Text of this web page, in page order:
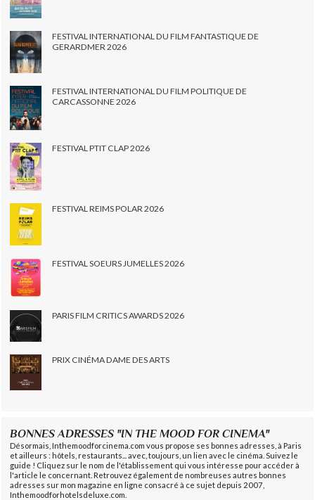
FESTIVAL INTERNATIONAL DU FILM FANTASTIQUE DE
GERARDMER 2026
FESTIVAL INTERNATIONAL DU FILM POLITIQUE DE
CARCASSONNE 2026
FESTIVAL PTIT CLAP 2026
FESTIVAL REIMS POLAR 2026
FESTIVAL SOEURS JUMELLES 2026
PARIS FILM CRITICS AWARDS 2026
PRIX CINÉMA DAME DES ARTS
BONNES ADRESSES "IN THE MOOD FOR CINEMA"
Désormais, Inthemoodforcinema.com vous propose ses bonnes adresses, à Paris
et ailleurs : hôtels, restaurants... avec, toujours, un lien avec le cinéma. Suivez le
guide ! Cliquez sur le nom de l'établissement qui vous intéresse pour accéder à
l'article le concernant. Retrouvez également de nombreuses autres bonnes
adresses sur mon magazine en ligne consacré à ce sujet depuis 2007,
Inthemoodforhotelsdeluxe.com.